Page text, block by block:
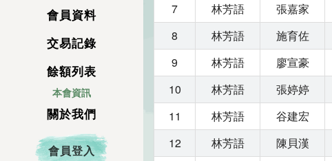
會員資料
交易記錄
餘額列表
本會資訊
關於我們
會員登入
7
林芳語 張嘉家
8
林芳語 施育佐
9
林芳語 廖宣豪
10
林芳語 張婷婷
11
林芳語 谷建宏
12
林芳語 陳貝漢